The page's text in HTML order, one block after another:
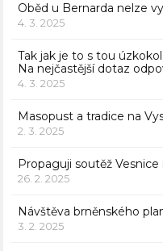
Oběd u Bernarda nelze
4. 3. 2025
Tak jak je to s tou
Na nejčastější dotaz
4. 3. 2025
Masopust a tradice na
2. 3. 2025
Propaguji soutěž Vesnice
26. 2. 2025
Návštěva brněnského
3. 2. 2025